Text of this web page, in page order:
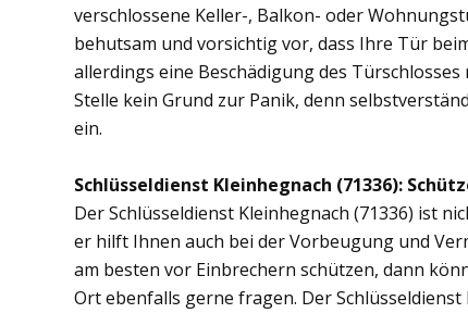
verschlossene Keller-, Balkon- oder
behutsam und vorsichtig vor, dass Ihre Tür
allerdings eine Beschädigung des
Stelle kein Grund zur Panik, denn
ein.
Schlüsseldienst Kleinhegnach (71336):
Der Schlüsseldienst Kleinhegnach (71336) ist
er hilft Ihnen auch bei der Vorbeugung und
am besten vor Einbrechern schützen, dann
Ort ebenfalls gerne fragen. Der